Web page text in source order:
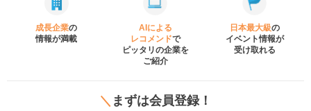
成長企業の
情報が満載
AIによる
レコメンドで
ピッタリの企業を
ご紹介
日本最大級の
イベント情報が
受け取れる
＼ まずは会員登録！